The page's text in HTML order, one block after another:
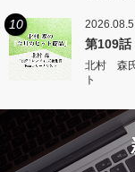
10 2026.08.5
第109話
北村 森氏
ト